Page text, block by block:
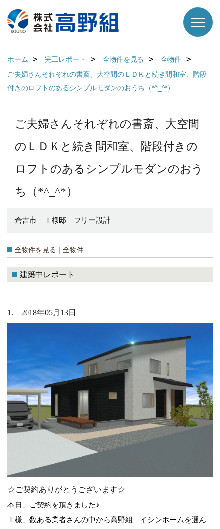
ホーム 完工レポート 全物件を見る
全物件
ご夫婦さんそれぞれの書斎、大空間のＬＤＫと続き間和室、階段
付きのロフトのあるシンプルモダンのおうち（*^_^*）
ご夫婦さんそれぞれの書斎、大空間
のＬＤＫと続き間和室、階段付きの
ロフトのあるシンプルモダンのおう
ち（*^_^*）
倉吉市 Ｉ様邸 フリー設計
全物件を見る｜全物件
建築中レポート
1. 2018年05月13日
☆ご契約ありがとうございます☆
本日、ご契約を頂きました♪
Ｉ様、数ある業者さんの中から高野組 イシンホームを選ん